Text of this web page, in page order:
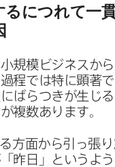
るに​つれて​一
規模ビジネスか
程では​特に​顕著で
ばらつきが​生じる
複数あります。
方​面から​引っ張り
昨日」と​いうよう